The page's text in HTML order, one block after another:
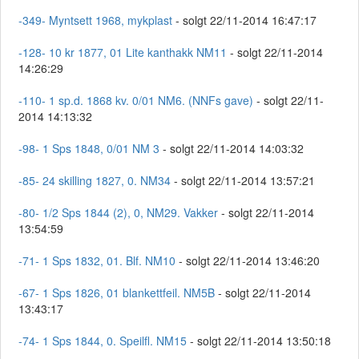
-349- Myntsett 1968, mykplast - solgt 22/11-2014 16:47:17
-128- 10 kr 1877, 01 Lite kanthakk NM11 - solgt 22/11-2014
14:26:29
-110- 1 sp.d. 1868 kv. 0/01 NM6. (NNFs gave) - solgt 22/11-
2014 14:13:32
-98- 1 Sps 1848, 0/01 NM 3 - solgt 22/11-2014 14:03:32
-85- 24 skilling 1827, 0. NM34 - solgt 22/11-2014 13:57:21
-80- 1/2 Sps 1844 (2), 0, NM29. Vakker - solgt 22/11-2014
13:54:59
-71- 1 Sps 1832, 01. Blf. NM10 - solgt 22/11-2014 13:46:20
-67- 1 Sps 1826, 01 blankettfeil. NM5B - solgt 22/11-2014
13:43:17
-74- 1 Sps 1844, 0. Speilfl. NM15 - solgt 22/11-2014 13:50:18